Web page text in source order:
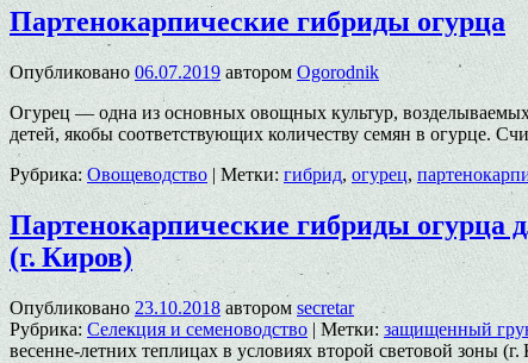
Партенокарпические гибриды огурца
Опубликовано 06.07.2019 автором Ogorodnik
Огурец — одна из основных овощных культур,
детей, якобы соответствующих количеству семян в огурце.
Рубрика: Овощеводство | Метки: гибрид, огурец,
Партенокарпические гибриды огурца
(г. Киров)
Опубликовано 23.10.2018 автором secretar
Рубрика: Селекция и семеноводство | Метки: защищенный
весенне-летних теплицах в условиях второй световой зоны